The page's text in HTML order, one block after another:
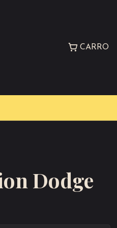
CARRO
Dodge